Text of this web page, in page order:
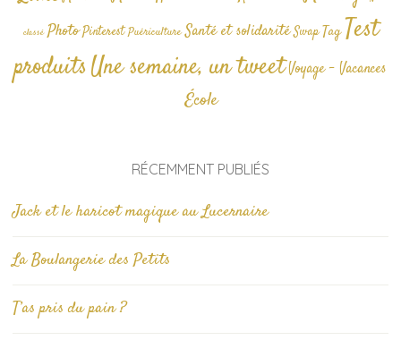
classé Photo Pinterest Puériculture Santé et solidarité Swap TagTest
produitsUne semaine, un tweetVoyage - Vacances
École
RÉCEMMENT PUBLIÉS
Jack et le haricot magique au Lucernaire
La Boulangerie des Petits
T’as pris du pain ?